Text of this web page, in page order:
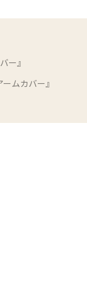
ー』
ムカバー』